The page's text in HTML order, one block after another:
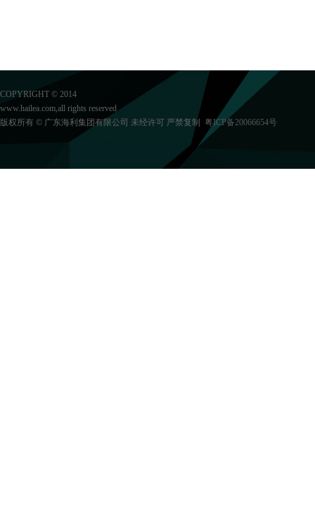
COPYRIGHT © 2014
www.hailea.com,all rights reserved
版权所有 © 广东海利集团有限公司 未经许可 严禁复制 粤ICP备20066654号